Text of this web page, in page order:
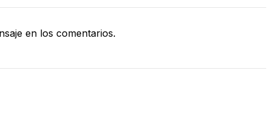
en los comentarios.